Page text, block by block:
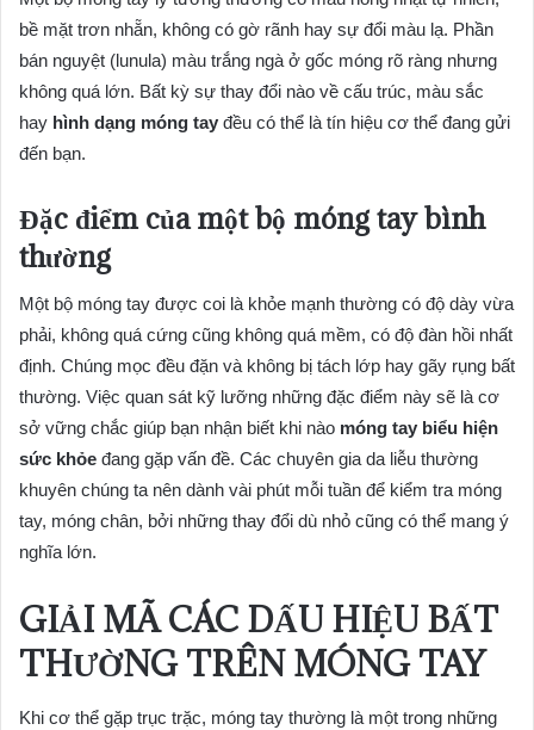
bề mặt trơn nhẵn, không có gờ rãnh hay sự đổi màu lạ. Phần
bán nguyệt (lunula) màu trắng ngà ở gốc móng rõ ràng nhưng
không quá lớn. Bất kỳ sự thay đổi nào về cấu trúc, màu sắc
hay hình dạng móng tay đều có thể là tín hiệu cơ thể đang gửi
đến bạn.
Đặc điểm của một bộ móng tay bình
thường
Một bộ móng tay được coi là khỏe mạnh thường có độ dày vừa
phải, không quá cứng cũng không quá mềm, có độ đàn hồi nhất
định. Chúng mọc đều đặn và không bị tách lớp hay gãy rụng bất
thường. Việc quan sát kỹ lưỡng những đặc điểm này sẽ là cơ
sở vững chắc giúp bạn nhận biết khi nào móng tay biểu hiện
sức khỏe đang gặp vấn đề. Các chuyên gia da liễu thường
khuyên chúng ta nên dành vài phút mỗi tuần để kiểm tra móng
tay, móng chân, bởi những thay đổi dù nhỏ cũng có thể mang ý
nghĩa lớn.
GIẢI MÃ CÁC DẤU HIỆU BẤT
THƯỜNG TRÊN MÓNG TAY
Khi cơ thể gặp trục trặc, móng tay thường là một trong những